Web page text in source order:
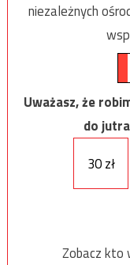
niezależnych
Uważasz, że
do
30 zł
Zobacz kto